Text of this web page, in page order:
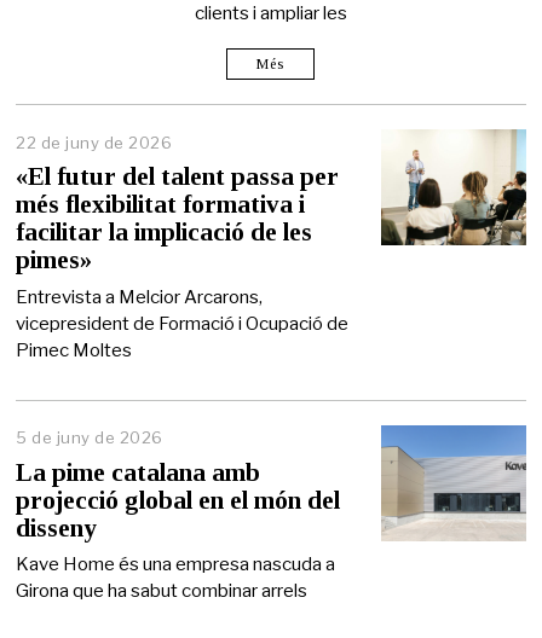
clients i ampliar les
Més
22 de juny de 2026
d
e
j
y
d
2
«El futur del talent passa per
més flexibilitat formativa i
facilitar la implicació de les
pimes»
Entrevista a Melcior Arcarons,
vicepresident de Formació i Ocupació de
Pimec Moltes
5 de juny de 2026
d
e
j
y
d
La pime catalana amb
projecció global en el món del
disseny
Kave Home és una empresa nascuda a
Girona que ha sabut combinar arrels